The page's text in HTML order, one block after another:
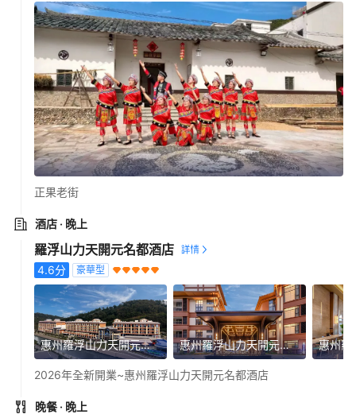
正果老街
酒店 · 晚上
羅浮山力天開元名都酒店
4.6分 豪華型
惠州羅浮山力天開元名都酒店 惠州羅浮山力天開元名都酒店
2026年全新開業~惠州羅浮山力天開元名都酒店
晚餐 · 晚上